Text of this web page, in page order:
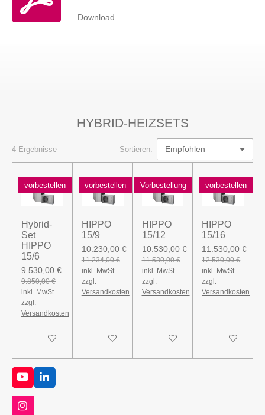
Download
HYBRID-HEIZSETS
4 Ergebnisse Sortieren:
vorbestellen
Hybrid-
Set
HIPPO
15/6
9.530,00 €
9.850,00 €
inkl. MwSt
zzgl.
Versandkosten
In den Warenkorb
vorbestellen
HIPPO
15/9
10.230,00 €
11.234,00 €
inkl. MwSt
zzgl.
Versandkosten
In den Warenkorb
Vorbestellung
HIPPO
15/12
10.530,00 €
11.530,00 €
inkl. MwSt
zzgl.
Versandkosten
In den Warenkorb
vorbestellen
HIPPO
15/16
11.530,00 €
12.530,00 €
inkl. MwSt
zzgl.
Versandkosten
In den
Y
o
u
T
L
i
I